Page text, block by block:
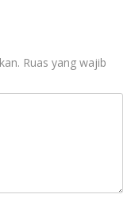
Ruas yang wajib